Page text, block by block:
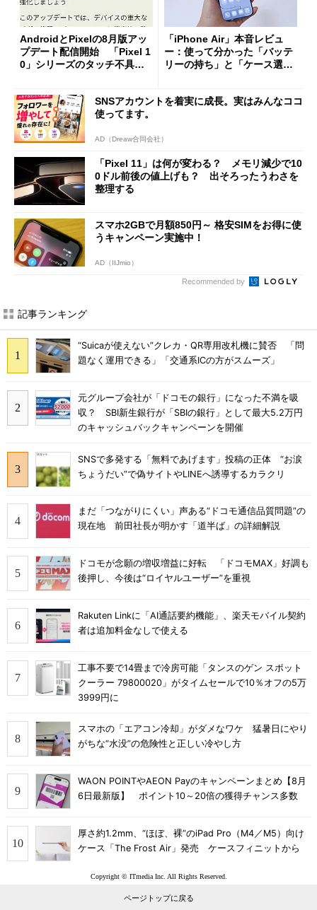
AndroidとPixelの8月版アッ
プデート配信開始 「Pixel 1
0」シリーズのタッチ不具合
「iPhone Air」本音レビュ
ー：使って分かった「バッテ
リーの持ち」と「ケース選
SNSアカウントを着実に成長。実はみんなココ
使ってます。
AD（Dreaw合同会社）
「Pixel 11」は何が変わる？ メモリ減少で10
0ドル前後の値上げも？ 出そろったうわさを
整理する
スマホ2GBで月額850円～ 格安SIMをお得に使
うキャンペーン実施中！
AD（IIJmio）
Recommended by
記事ランキング
“Suicaが使えない”クレカ・QR専用改札機に賛否 「問
題なく運用できる」「交通系ICの方がスムーズ」
元グループ会社が「ドコモの銀行」になった不満を吸
収？ SBI新生銀行が「SBIの銀行」として最大5.2万円
のキャッシュバックキャンペーンを開催
SNSで多発する「無料であげます」投稿の正体 “お涙
ちょうだい”で偽サイトやLINEへ誘導するカラクリ
まだ「つながりにくい」声ある“ドコモ通信品質問題”の
現在地 前田社長が明かす「道半ば」の詳細解説
ドコモが念願の増収増益に好転 「ドコモMAX」好調も
後押し、今後は“ロイヤルユーザー”を重視
Rakuten Linkに「AI通話要約機能」、楽天モバイル契約
者は追加料金なしで使える
工事不要で14畳まで冷房可能「タンスのゲン スポット
クーラー 79800020」がタイムセールで10％オフの5万
3999円に
スマホの「エアコン冷却」がダメなワケ 猛暑日にやり
がちな“水没”の危険性と正しい冷やし方
WAON POINTやAEON Payのキャンペーンまとめ【8月
6日最新版】 ポイント10～20倍の獲得チャンス多数
厚さ約1.2mm、“ほぼ、裸”のiPad Pro（M4／M5）向け
ケース「The Frost Air」発売 ケースフィニットから
Copyright © ITmedia Inc. All Rights Reserved.
ページトップに戻る